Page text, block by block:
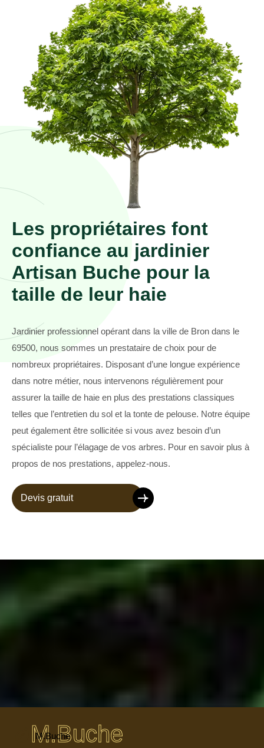
Les propriétaires font
confiance au jardinier
Artisan Buche pour la
taille de leur haie
Jardinier professionnel opérant dans la ville de Bron dans le
69500, nous sommes un prestataire de choix pour de
nombreux propriétaires. Disposant d’une longue expérience
dans notre métier, nous intervenons régulièrement pour
assurer la taille de haie en plus des prestations classiques
telles que l’entretien du sol et la tonte de pelouse. Notre équipe
peut également être sollicitée si vous avez besoin d’un
spécialiste pour l’élagage de vos arbres. Pour en savoir plus à
propos de nos prestations, appelez-nous.
Devis gratuit
M.Buche
M.Buche